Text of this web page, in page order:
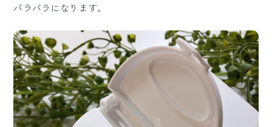
パラパラになります。